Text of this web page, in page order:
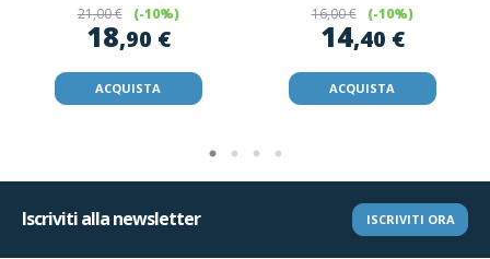
21,00 € (-10%)
18,90 €
ACQUISTA
16,00 € (-10%)
14,40 €
ACQUISTA
Iscriviti alla newsletter ISCRIVITI ORA